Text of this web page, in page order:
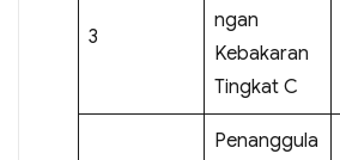
3
ngan
Kebakaran
Tingkat C
Penanggula